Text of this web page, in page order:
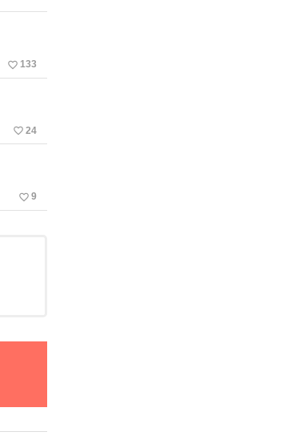
favorite_border 133
favorite_border 24
favorite_border 9